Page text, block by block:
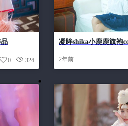
324
0
凝眸shika小鹿鹿旗袍
2年前